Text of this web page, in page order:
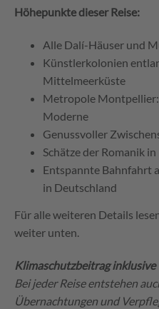
Höhepunkte dieser Reise:
Alle Dalí-Häuser und
Künstlerkolonien
Mittelmeerküste
Metropole
Moderne
Genussvoller
Schätze der Romanik
Entspannte Bahnfahrt
in Deutschland
Für alle weiteren Details
weiter unten.
Klimaschutzbeitrag inklusive
Bei jeder Reise entstehen
Übernachtungen und